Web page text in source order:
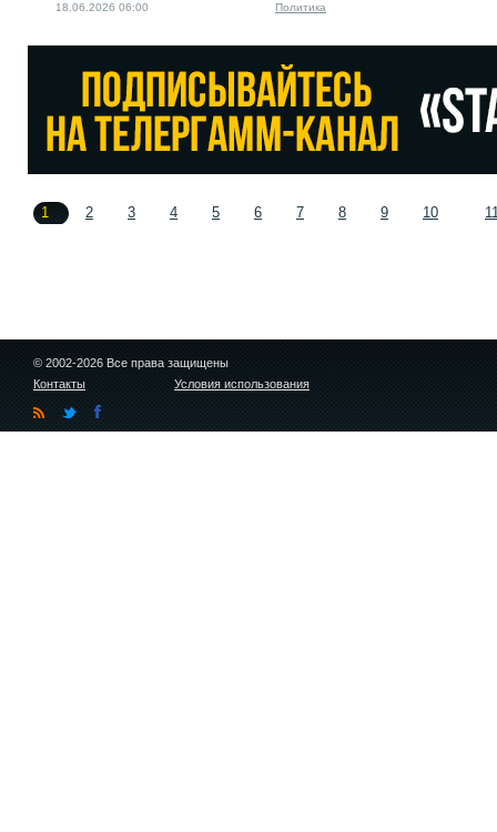
18.06.2026 06:00 Политика
1 2 3 4 5 6 7 8 9 10
© 2002-2026 Все права защищены
Контакты
Условия использования